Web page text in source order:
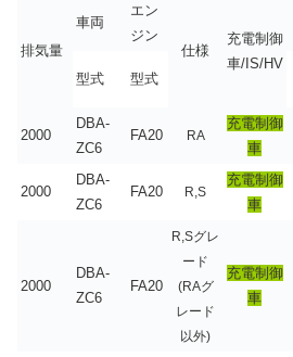
排気量
車両
エン
ジン
仕様
充電制御
車/IS/HV
型式 型式
2000
DBA-
ZC6
FA20 RA
充電制御
車
2000
DBA-
ZC6
FA20 R,S
充電制御
車
2000
DBA-
ZC6
FA20
R,Sグレ
ード
(RAグ
レード
以外)
充電制御
車